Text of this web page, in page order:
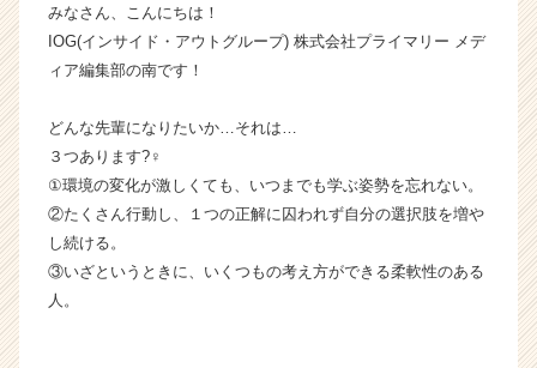
の
タ
イ
ラ
|
ベ
チ
みなさん、こんにちは！
IOG(インサイド・アウトグループ) 株式会社プライマリー メデ
ィア編集部の南です！
どんな先輩になりたいか…それは…
３つあります?‍♀️
①環境の変化が激しくても、いつまでも学ぶ姿勢を忘れない。
②たくさん行動し、１つの正解に囚われず自分の選択肢を増や
し続ける。
③いざというときに、いくつもの考え方ができる柔軟性のある
人。